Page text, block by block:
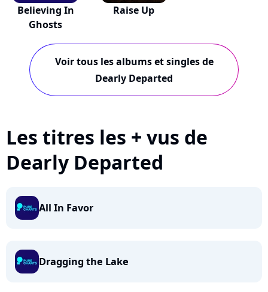
Believing In
Ghosts
Raise Up
Voir tous les albums et singles de
Dearly Departed
Les titres les + vus de
Dearly Departed
All In Favor
Dragging the Lake